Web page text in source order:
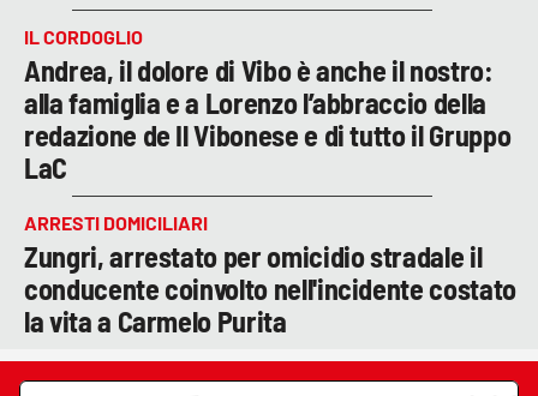
IL CORDOGLIO
Andrea, il dolore di Vibo è anche il nostro:
alla famiglia e a Lorenzo l’abbraccio della
redazione de Il Vibonese e di tutto il Gruppo
LaC
ARRESTI DOMICILIARI
Zungri, arrestato per omicidio stradale il
conducente coinvolto nell'incidente costato
la vita a Carmelo Purita